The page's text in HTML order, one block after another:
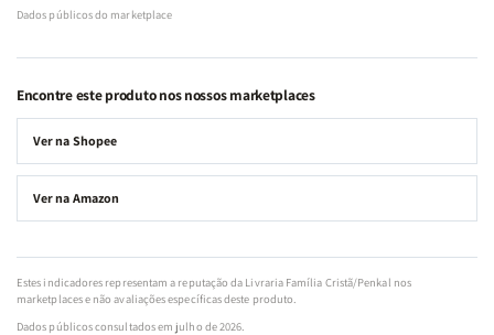
Dados públicos do marketplace
Encontre este produto nos nossos marketplaces
Ver na Shopee
Ver na Amazon
Estes indicadores representam a reputação da Livraria Família Cristã/Penkal nos
marketplaces e não avaliações específicas deste produto.
Dados públicos consultados em julho de 2026.